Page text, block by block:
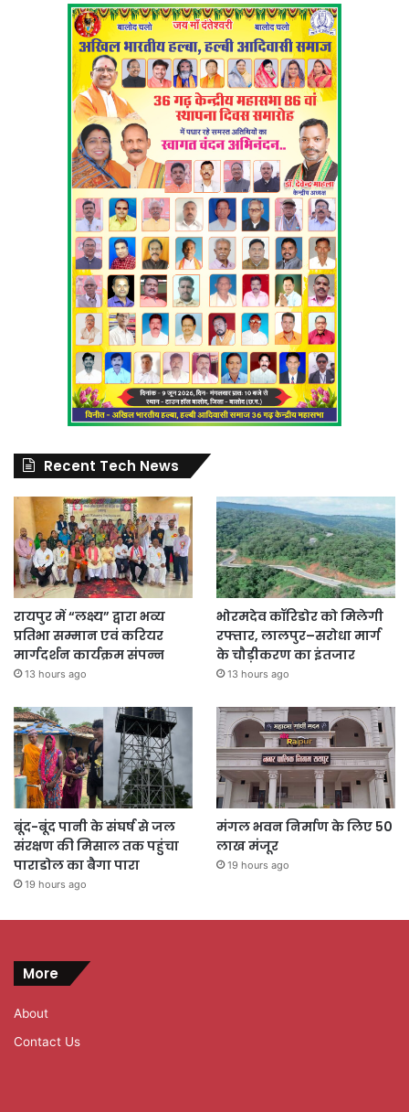
Recent Tech News
रायपुर में “लक्ष्य” द्वारा भव्य
प्रतिभा सम्मान एवं करियर
मार्गदर्शन कार्यक्रम संपन्न
13 hours ago
भोरमदेव कॉरिडोर को मिलेगी
रफ्तार, लालपुर–सरोधा मार्ग
के चौड़ीकरण का इंतजार
13 hours ago
बूंद-बूंद पानी के संघर्ष से जल
संरक्षण की मिसाल तक पहुंचा
पाराडोल का बैगा पारा
19 hours ago
मंगल भवन निर्माण के लिए 50
लाख मंजूर
19 hours ago
More
About
Contact Us